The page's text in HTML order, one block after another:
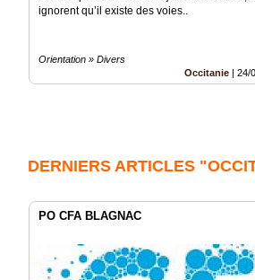
ignorent qu’il existe des voies..
Orientation » Divers
Occitanie | 24/
DERNIERS ARTICLES
PO CFA BLAGNAC